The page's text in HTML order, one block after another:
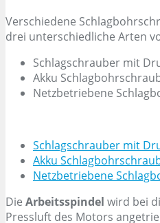
Verschiedene
drei unterschiedliche Arten
Schlagschrauber mit
Akku
Netzbetriebene
Schlagschrauber mit
Akku
Netzbetriebene
Die Arbeitsspindel wird bei
Pressluft des Motors